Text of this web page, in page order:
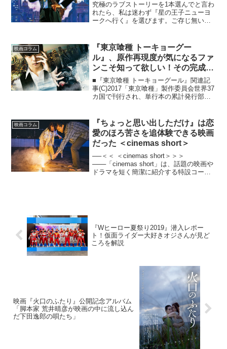
究極のラブストーリーを1本選んでと言わ
れたら、私は迷わず『星の王子ニューヨ
ークへ行く』を選びます。ご存じ無い方
身分を隠してニューヨークに行く」とい
うストーリーです。もう...
映画コラム
『東京喰種 トーキョーグー
ル』、原作再現度が気になるファ
ンこそ知って欲しい！その完成度
の高さ！
■『東京喰種 トーキョーグール』関連記
事(C)2017「東京喰種」製作委員会世界37
カ国で刊行され、単行本の累計発行部数
ミック『東京喰種 トーキョーグール』。
そ...
映画コラム
『ちょっと思い出しただけ』は恋
愛のほろ苦さを追体験できる映画
だった ＜cinemas short＞
──＜＜ ＜cinemas short＞＞＞
───「cinemas short」は、話題の映画や
ドラマを短く簡潔に紹介する特設コーナ
『Wヒーロー夏祭り2019』潜入レポー
ト！仮面ライダー大好きオジさんが見ど
ころを解説
映画『火口のふたり』公開記念アルバム
「脚本家 荒井晴彦が映画の中に流し込ん
だ下田逸郎の唄たち」